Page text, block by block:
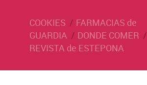
COOKIES
FARMACIAS de
GUARDIA
DONDE COMER
REVISTA de ESTEPONA